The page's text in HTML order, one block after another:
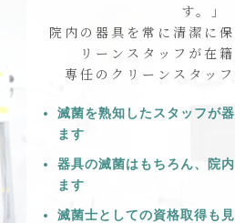
す。」
院内の器具を常に清潔に
リーンスタッフが在籍
専任のクリーンスタッフ
滅菌を熟知したスタッフが
ます
器具の滅菌はもちろん、院
ます
滅菌士としての資格取得も